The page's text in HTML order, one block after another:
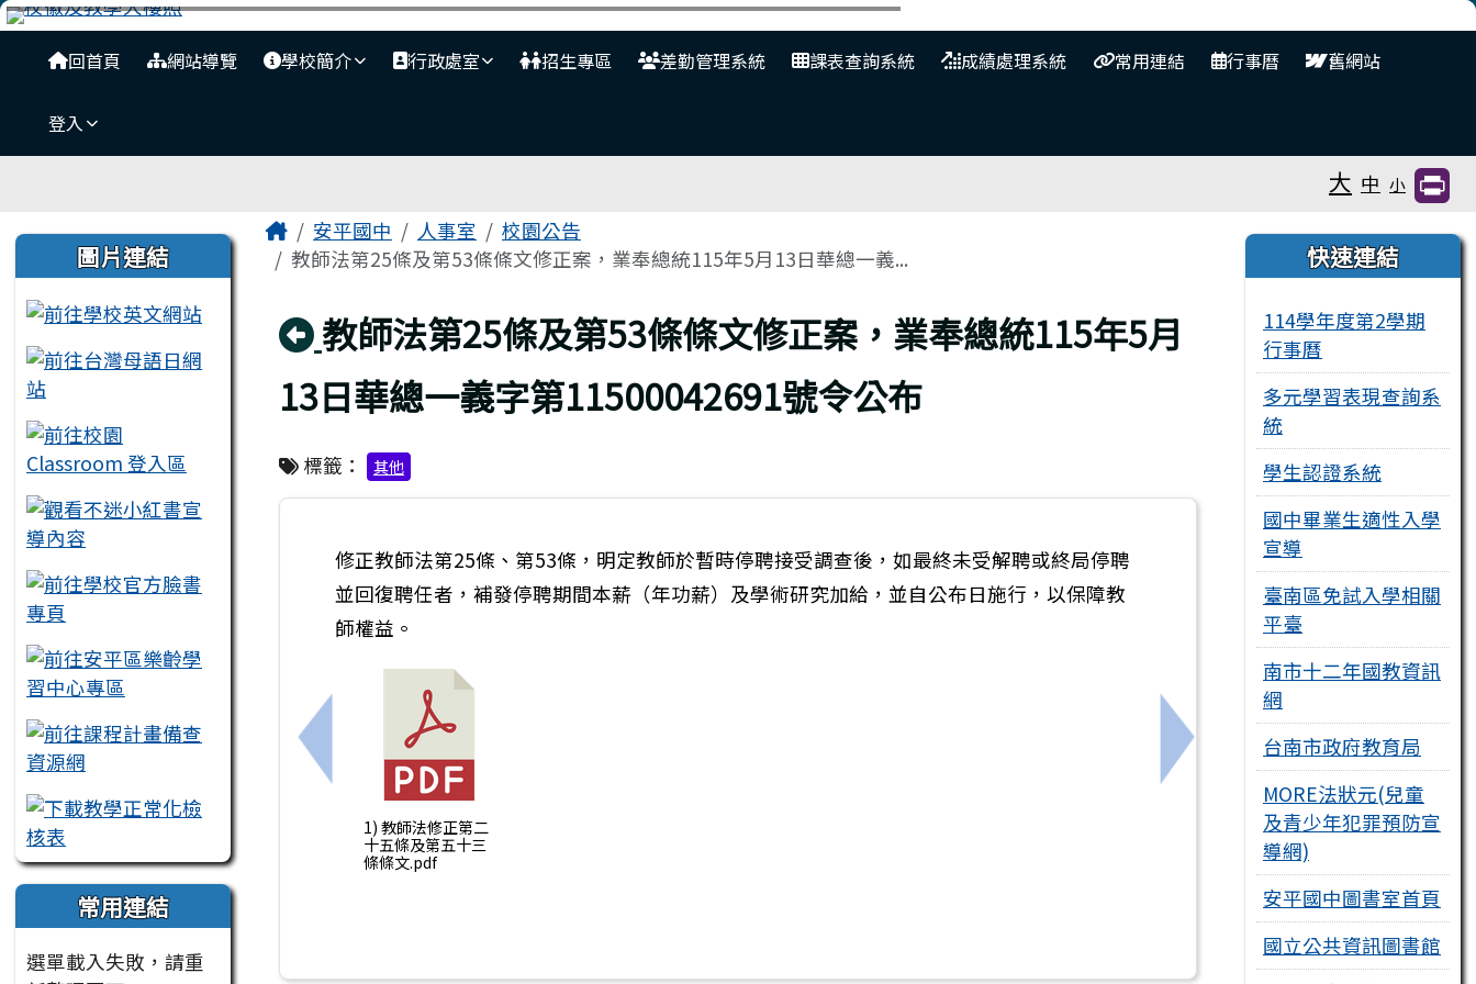
跳至主內容區
臺南市安平國中全球資訊網
導覽列
回首頁 網站導覽 學校簡介 行政處室 招生專區 差勤管理系統 課表查詢系統 成績處理系統 常用連結 行事曆 舊網站
登入
大 中 小
左邊區域內容
圖片連結
常用連結
選單載入失敗，請重
主內容區域
Home安平國中 人事室
校園公告
教師法第25條及第53條條文修正案，業奉總統115年5月13日華總一義...
回上頁
教師法第25條及第53條條文修正案，業奉總統115年5月
13日華總一義字第11500042691號令公布
標籤： 其他
上一筆：中華民國116年（西元2027年）政府行政機關辦公日曆表
修正教師法第25條、第53條，明定教師於暫時停聘接受調查後，如最終未受解聘或終局停聘
並回復聘任者，補發停聘期間本薪（年功薪）及學術研究加給，並自公布日施行，以保障教
師權益。
1) 教師法修正第二
十五條及第五十三
條條文.pdf
下一筆：臺南市政府115學年度特
右邊區域內容
快速連結
114學年度第2學期
行事曆
多元學習表現查詢系
統
學生認證系統
國中畢業生適性入學
宣導
臺南區免試入學相關
平臺
南市十二年國教資訊
網
台南市政府教育局
MORE法狀元(兒童
及青少年犯罪預防宣
導網)
安平國中圖書室首頁
國立公共資訊圖書館
頁尾區域